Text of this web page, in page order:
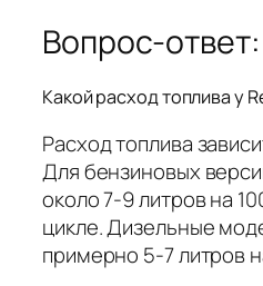
Вопрос-ответ:
Какой расход топлива у
Расход топлива
Для бензиновых
около 7-9 литров на
цикле. Дизельные
примерно 5-7 литров